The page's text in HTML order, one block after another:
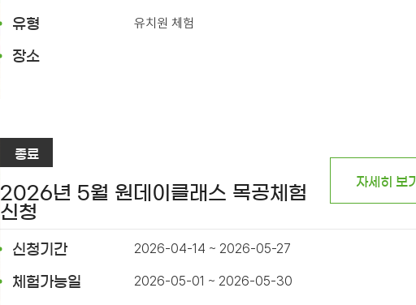
유형 유치원 체험
장소
종료
2026년 5월 원데이클래스 목공체험
신청
자세히 보기
신청기간 2026-04-14 ~ 2026-05-27
체험가능일 2026-05-01 ~ 2026-05-30